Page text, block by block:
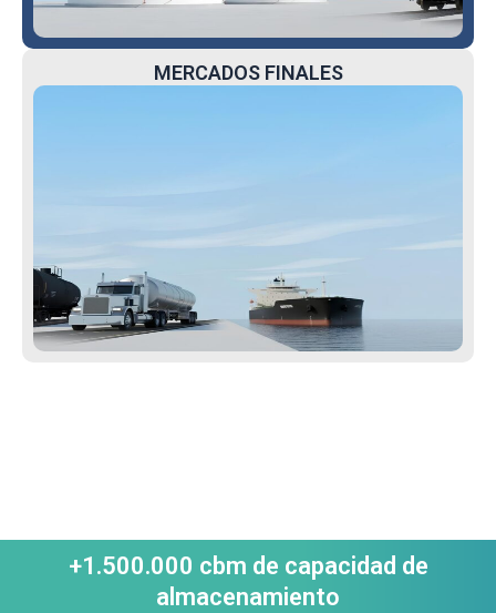
MERCADOS FINALES
+1.500.000 cbm de capacidad de
almacenamiento